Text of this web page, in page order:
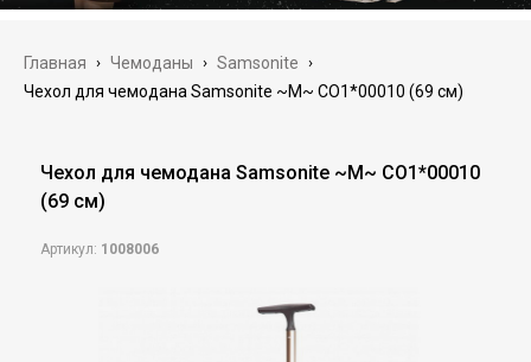
Главная › Чемоданы › Samsonite ›
Чехол для чемодана Samsonite ~M~ CO1*00010 (69 см)
Чехол для чемодана Samsonite ~M~ CO1*00010
(69 см)
Артикул: 1008006